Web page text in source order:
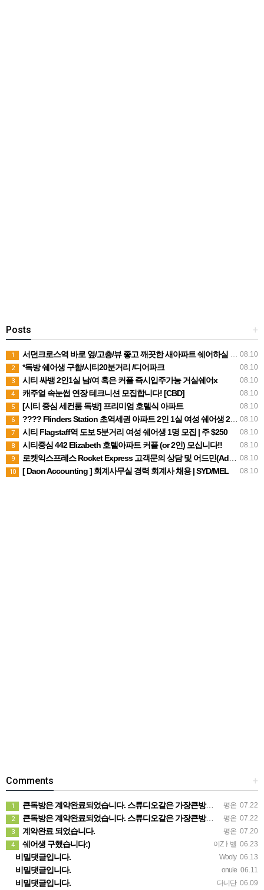
+
Posts
08.10
1 서던크로스역 바로 옆/고층/뷰 좋고 깨끗한 새아파트 쉐어하실 2인 or 1인 여자분들 구해요.
08.10
2 *독방 쉐어생 구함/시티20분거리 /디어파크
08.10
3 시티 싸뱅 2인1실 남/여 혹은 커플 즉시입주가능 거실쉐어x
08.10
4 캐주얼 속눈썹 연장 테크니션 모집합니다! [CBD]
08.10
5 [시티 중심 세컨룸 독방] 프리미엄 호텔식 아파트
08.10
6 ???? Flinders Station 초역세권 아파트 2인 1실 여성 쉐어생 2명 모집 (주 $210, 빌 포함)
08.10
7 시티 Flagstaff역 도보 5분거리 여성 쉐어생 1명 모집 | 주 $250
08.10
8 시티중심 442 Elizabeth 호텔아파트 커플 (or 2인) 모십니다!!
08.10
9 로켓익스프레스 Rocket Express 고객문의 상담 및 어드민(Admin) 직원을 모집합니다.
08.10
10 [ Daon Accounting ] 회계사무실 경력 회계사 채용 | SYD/MEL
+
Comments
평온 07.22
1 큰독방은 계약완료되었습니다. 스튜디오같은 가장큰방을 2인동시 또는 혼자서 큰독방으로도 즉시입주 가능합니다.
평온 07.22
2 큰독방은 계약완료되었습니다. 스튜디오같은 가장큰방을 2인동시 또는 혼자서 큰독방으로도 즉시입주 가능합니다.
평온 07.20
3 계약완료 되었습니다.
이Zㅏ벨 06.23
4 쉐어생 구했습니다:)
Wooly 06.13
비밀댓글입니다.
onule 06.11
비밀댓글입니다.
다니단 06.09
비밀댓글입니다.